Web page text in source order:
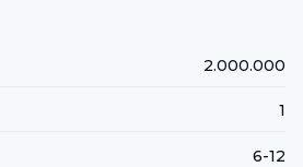
2.000.000
1
6-12